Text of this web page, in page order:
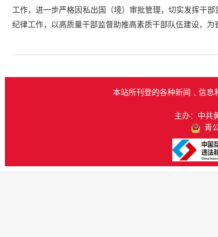
工作，进一步严格因私出国（境）审批管理，切实发挥干
纪律工作，以高质量干部监督助推高素质干部队伍建设，
本站所刊登的各种新闻﹑信息
主办：中共
青